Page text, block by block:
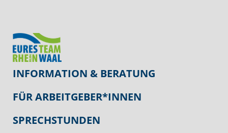
INFORMATION & BERATUNG
FÜR ARBEITGEBER*INNEN
SPRECHSTUNDEN